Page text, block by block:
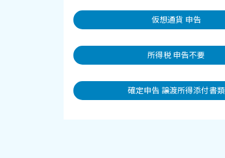
仮想通貨 申告
所得税 申告不要
確定申告 譲渡所得添付書類